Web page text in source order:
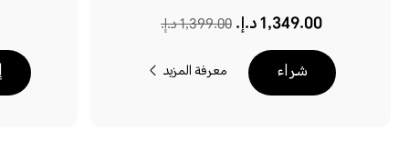
1,349.00 د.إ.‏‏ 1,399.00 د.إ.‏‏
شراء معرفة المزيد